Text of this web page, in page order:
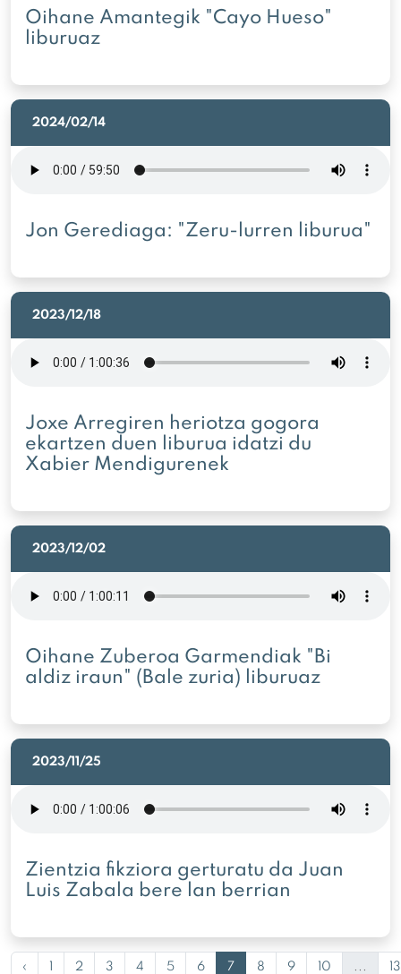
Oihane Amantegik "Cayo Hueso"
liburuaz
2024/02/14
Jon Gerediaga: "Zeru-lurren liburua"
2023/12/18
Joxe Arregiren heriotza gogora
ekartzen duen liburua idatzi du
Xabier Mendigurenek
2023/12/02
Oihane Zuberoa Garmendiak "Bi
aldiz iraun" (Bale zuria) liburuaz
2023/11/25
Zientzia fikziora gerturatu da Juan
Luis Zabala bere lan berrian
‹ 1 2 3 4 5 6 7 8 9 10 ... 13